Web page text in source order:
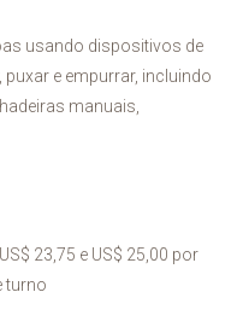
usando dispositivos de
e empurrar, incluindo
manuais,
23,75 e US$ 25,00 por
turno